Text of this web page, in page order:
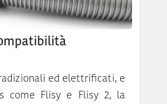
ed elettrificati, e
come Flisy e Flisy 2, la